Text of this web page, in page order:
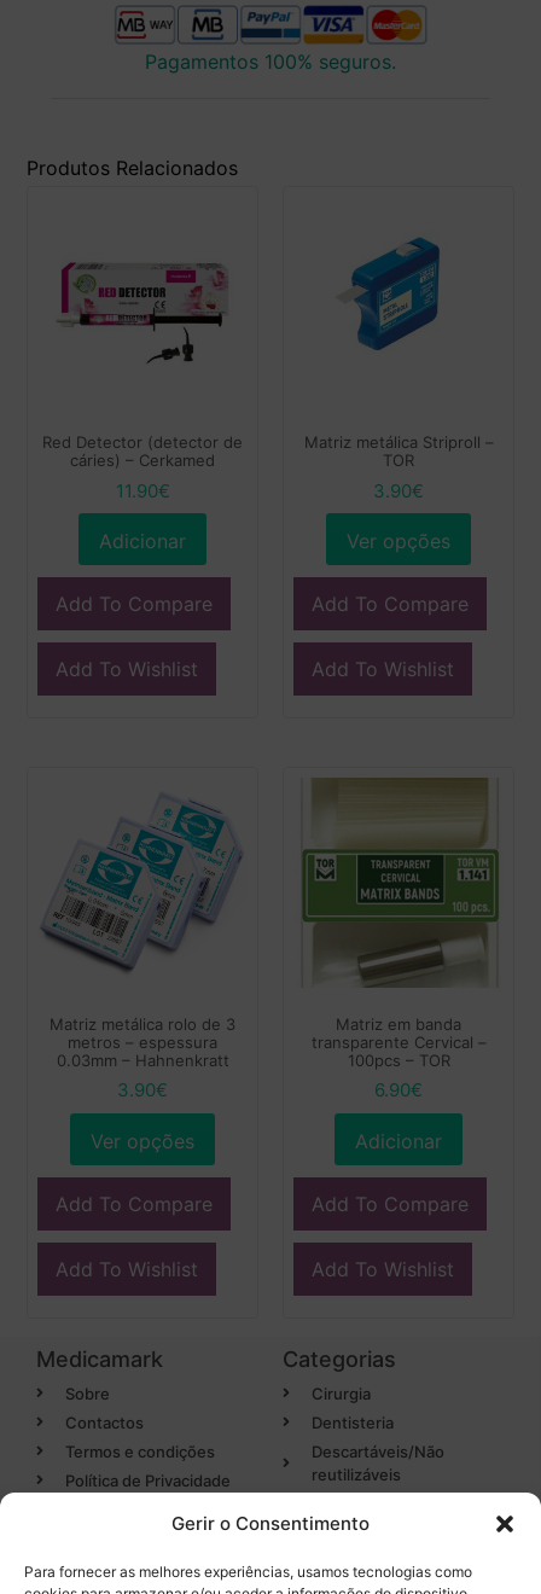
Gerir o Consentimento
Para fornecer as melhores experiências, usamos tecnologias como
Pagamentos 100% seguros.
Produtos Relacionados
Red Detector (detector de
cáries) – Cerkamed
11.90€
Adicionar
Add To Compare
Add To Wishlist
Matriz metálica Striproll –
TOR
3.90€
Ver opções
Add To Compare
Add To Wishlist
Matriz metálica rolo de 3
metros – espessura
0.03mm – Hahnenkratt
3.90€
Ver opções
Add To Compare
Add To Wishlist
Matriz em banda
transparente Cervical –
100pcs – TOR
6.90€
Adicionar
Add To Compare
Add To Wishlist
Medicamark
Sobre
Contactos
Termos e condições
Política de Privacidade
Categorias
Cirurgia
Dentisteria
Descartáveis/Não
reutilizáveis
Desinfectantes